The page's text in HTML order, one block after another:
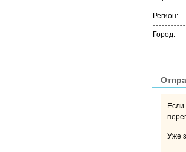
Регион:
Город:
Уже